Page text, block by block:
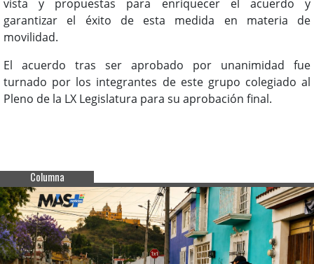
vista y propuestas para enriquecer el acuerdo y
garantizar el éxito de esta medida en materia de
movilidad.
El acuerdo tras ser aprobado por unanimidad fue
turnado por los integrantes de este grupo colegiado al
Pleno de la LX Legislatura para su aprobación final.
Columna